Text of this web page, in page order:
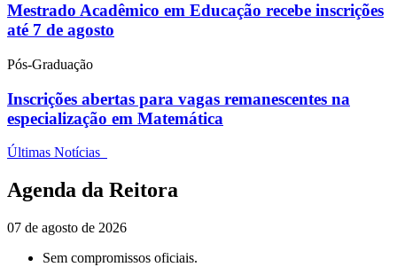
Mestrado Acadêmico em Educação recebe inscrições
até 7 de agosto
Pós-Graduação
Inscrições abertas para vagas remanescentes na
especialização em Matemática
Últimas Notícias
Agenda da Reitora
07 de agosto de 2026
Sem compromissos oficiais.